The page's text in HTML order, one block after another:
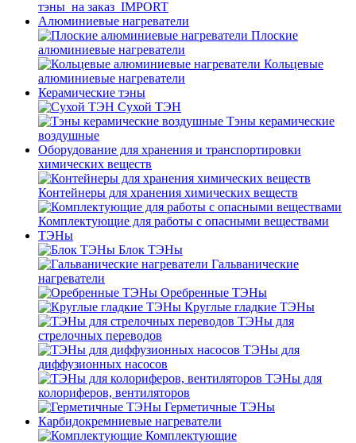
тэны_на заказ_IMPORT
Алюминиевые нагреватели
Плоские
алюминиевые нагреватели
Кольцевые
алюминиевые нагреватели
Керамические тэны
Сухой ТЭН
Тэны керамические
воздушные
Оборудование для хранения и транспортировки
химических веществ
Контейнеры для хранения химических веществ
Комплектующие для работы с опасными веществами
ТЭНы
Блок ТЭНы
Гальванические
нагреватели
Оребренные ТЭНы
Круглые гладкие ТЭНы
ТЭНы для
стрелочных переводов
ТЭНы для
диффузионных насосов
ТЭНы для
колориферов, вентиляторов
Герметичные ТЭНы
Карбидокремниевые нагреватели
Комплектующие